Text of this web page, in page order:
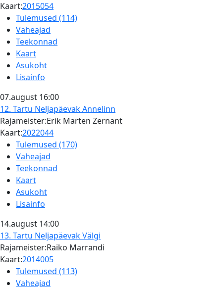
Kaart:2015054
Tulemused (114)
Vaheajad
Teekonnad
Kaart
Asukoht
Lisainfo
07.august 16:00
12. Tartu NeljapäevakAnnelinn
Rajameister:Erik Marten Zernant
Kaart:2022044
Tulemused (170)
Vaheajad
Teekonnad
Kaart
Asukoht
Lisainfo
14.august 14:00
13. Tartu NeljapäevakVälgi
Rajameister:Raiko Marrandi
Kaart:2014005
Tulemused (113)
Vaheajad